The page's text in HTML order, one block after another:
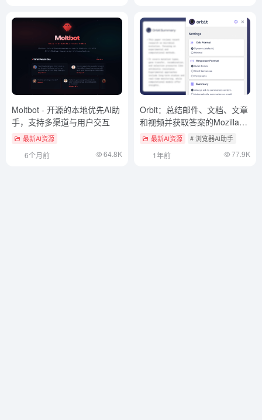
Moltbot - 开源的本地优先AI助
手，支持多渠道与用户交互
最新AI资源
6个月前 64.8K
Orbit：总结邮件、文档、文章
和视频并获取答案的Mozilla浏
览器插件
最新AI资源 # 浏览器AI助手
1年前 77.9K